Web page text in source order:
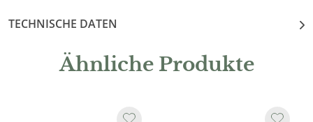
TECHNISCHE DATEN
Ähnliche Produkte